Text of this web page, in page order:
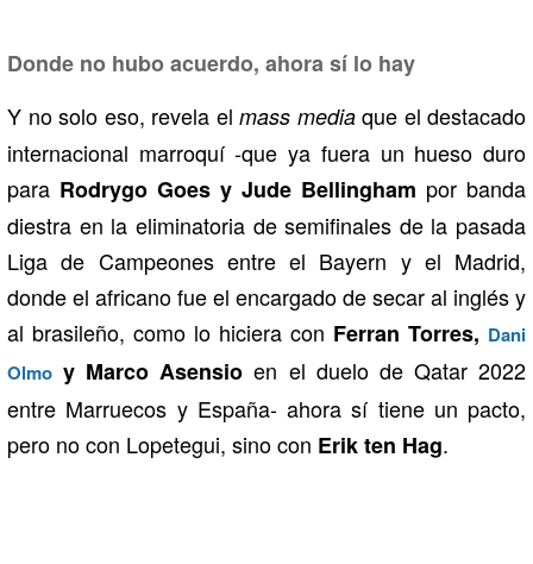
Donde no hubo acuerdo, ahora sí lo hay
Y no solo eso, revela el mass media que el destacado
internacional marroquí -que ya fuera un hueso duro
para Rodrygo Goes y Jude Bellingham por banda
diestra en la eliminatoria de semifinales de la pasada
Liga de Campeones entre el Bayern y el Madrid,
donde el africano fue el encargado de secar al inglés y
al brasileño, como lo hiciera con Ferran Torres, Dani
Olmo y Marco Asensio en el duelo de Qatar 2022
entre Marruecos y España- ahora sí tiene un pacto,
pero no con Lopetegui, sino con Erik ten Hag.